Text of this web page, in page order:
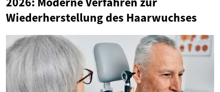
Wiederherstellung des Haarwuchses